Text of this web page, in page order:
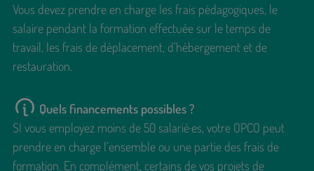
Vous devez prendre en charge les frais pédagogiques, le
salaire pendant la formation effectuée sur le temps de
travail, les frais de déplacement, d’hébergement et de
restauration.
Quels financements possibles ?
SI vous employez moins de 50 salarié·es, votre OPCO peut
prendre en charge l’ensemble ou une partie des frais de
formation. En complément, certains de vos projets de